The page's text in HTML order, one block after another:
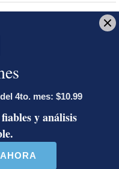
Masiva participación en